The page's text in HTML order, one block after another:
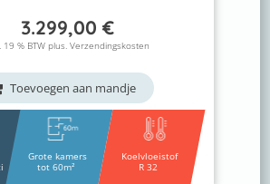
3.299,00 €
19 % BTW plus. Verzendingskosten
Toevoegen aan mandje
Grote kamers
tot 60m²
Koelvloeistof
R 32